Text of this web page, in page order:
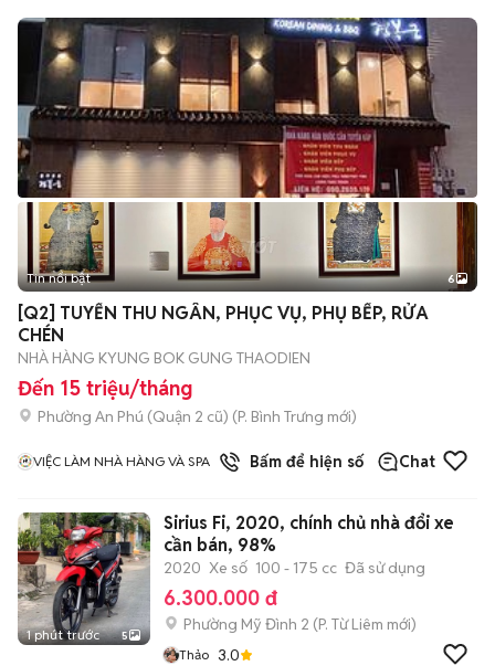
+2
Tin nổi bật 6
[Q2] TUYỂN THU NGÂN, PHỤC VỤ, PHỤ BẾP, RỬA
CHÉN
NHÀ HÀNG KYUNG BOK GUNG THAODIEN
Đến 15 triệu/tháng
Phường An Phú (Quận 2 cũ) (P. Bình Trưng mới)
VIỆC LÀM NHÀ HÀNG VÀ SPA 1đã bánBấm để hiện số Chat
1 phút trước 5
Sirius Fi, 2020, chính chủ nhà đổi xe
cần bán, 98%
2020 Xe số 100 - 175 cc Đã sử dụng
6.300.000 đ
Phường Mỹ Đình 2 (P. Từ Liêm mới)
Thảo 3.0